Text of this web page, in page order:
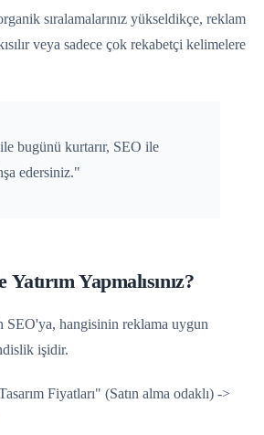
sıralamalarınız yükseldikçe, reklam
veya sadece çok rekabetçi kelimelere
bugünü kurtarır, SEO ile
edersiniz."
Yapmalısınız?
SEO'ya, hangisinin reklama uygun
işidir.
Fiyatları" (Satın alma odaklı) ->